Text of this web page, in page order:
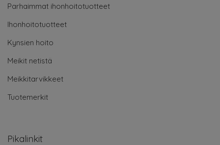
Parhaimmat ihonhoitotuotteet
Ihonhoitotuotteet
Kynsien hoito
Meikit netistä
Meikkitarvikkeet
Tuotemerkit
Pikalinkit